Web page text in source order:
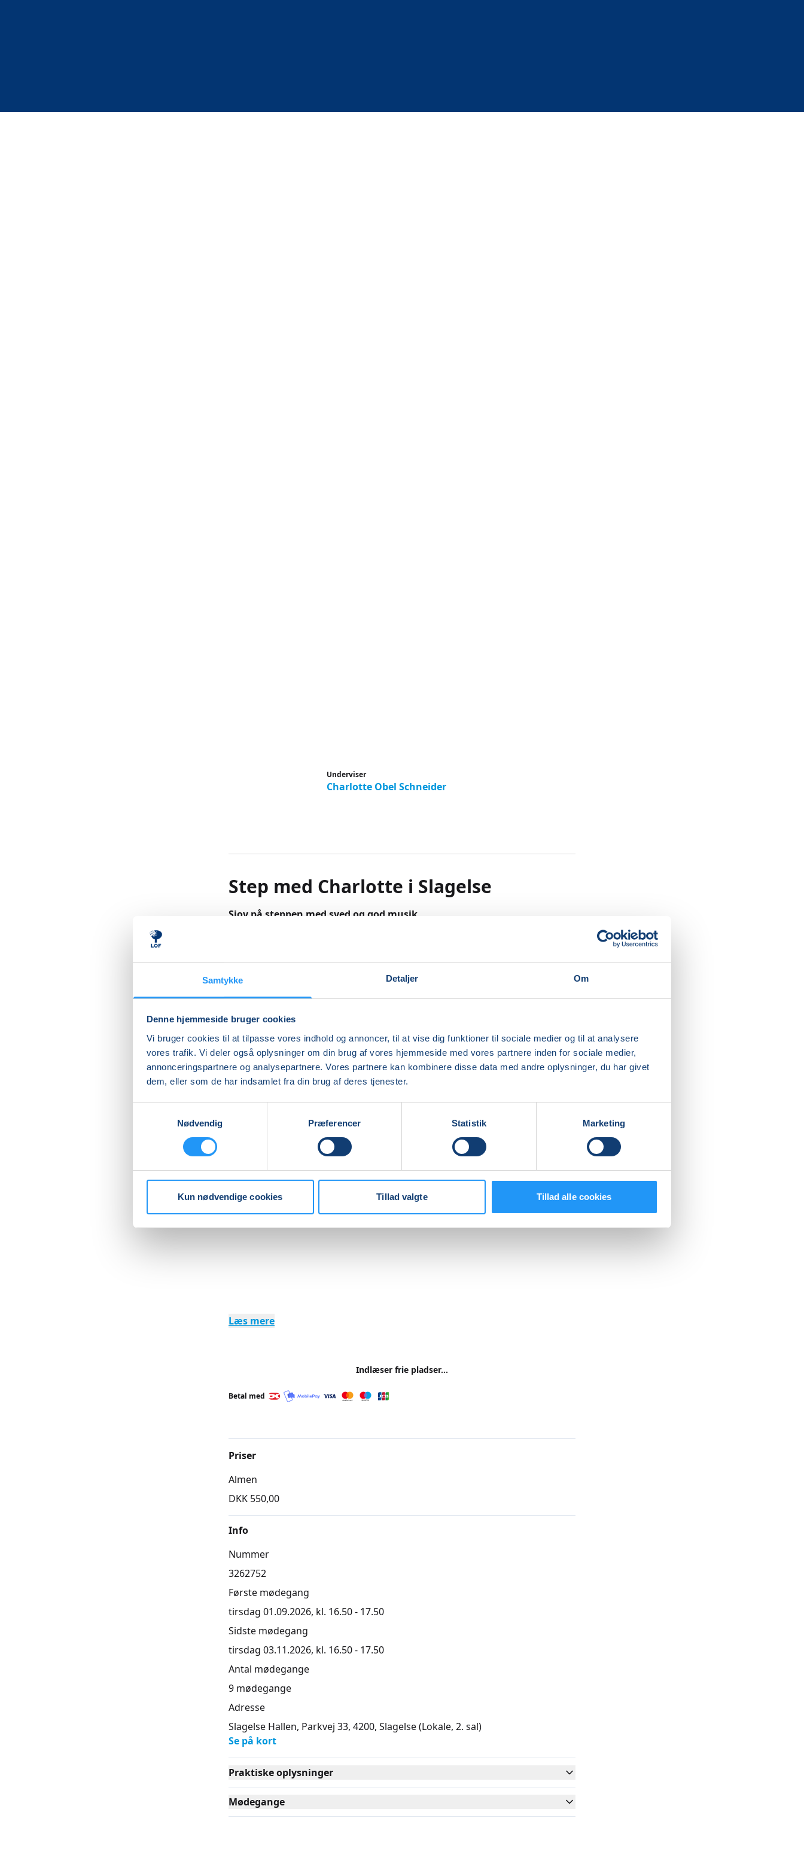
Samtykke Detaljer Om
Denne hjemmeside bruger cookies
Vi bruger cookies til at tilpasse vores indhold og annoncer, til at vise dig funktioner til sociale medier og til at analysere
vores trafik. Vi deler også oplysninger om din brug af vores hjemmeside med vores partnere inden for sociale medier,
annonceringspartnere og analysepartnere. Vores partnere kan kombinere disse data med andre oplysninger, du har givet
dem, eller som de har indsamlet fra din brug af deres tjenester.
Nødvendig
Præferencer Statistik Marketing
Kun nødvendige cookies Tillad valgte Tillad alle cookies
Underviser
Charlotte Obel Schneider
Step med Charlotte i Slagelse
Sjov på steppen med sved og god musik
at der spilles god musik og vi “danser” rundt om og oppe på bænken.
Step er energifyldt og sjov træning, der giver dig både styrke og kondition.
samtidig med at vi forbrænder kalorier og toner kroppen.
Timen er tempofyldt og med plads til alle, der kan lide en sjov koreografi
med mulighed for lettere/sværere alternativer. Kombinationen af trin på og
omkring steppen er en blanding for at holde intensiteten høj og give en god
En time med masser af rytmisk konditionstræning på en stepbænk.
Så kom og få sved på panden og glæde i kroppen.
Læs mere
Indlæser frie pladser...
Betal med
Priser
Almen
DKK 550,00
Info
Nummer
3262752
Første mødegang
tirsdag 01.09.2026, kl. 16.50 - 17.50
Sidste mødegang
tirsdag 03.11.2026, kl. 16.50 - 17.50
Antal mødegange
9 mødegange
Adresse
Slagelse Hallen, Parkvej 33, 4200, Slagelse(Lokale, 2. sal)
Se på kort
Praktiske oplysninger
Mødegange